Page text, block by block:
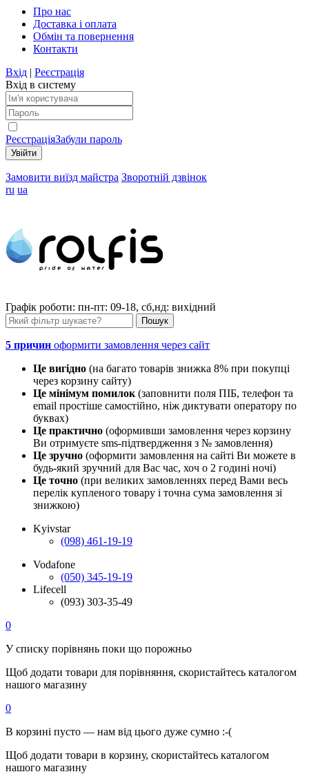
Про нас
Доставка і оплата
Обмін та повернення
Контакти
Вхід | Реєстрація
Вхід в систему
РеєстраціяЗабули пароль
Замовити виїзд майстра Зворотній дзвінок
ru ua
Графік роботи: пн-пт: 09-18, сб,нд: вихідний
5 причин оформити замовлення через сайт
Це вигідно (на багато товарів знижка 8% при покупці
через корзину сайту)
Це мінімум помилок (заповнити поля ПІБ, телефон та
email простіше самостійно, ніж диктувати оператору по
буквах)
Це практично (оформивши замовлення через корзину
Ви отримуєте sms-підтвердження з № замовлення)
Це зручно (оформити замовлення на сайті Ви можете в
будь-який зручний для Вас час, хоч о 2 годині ночі)
Це точно (при великих замовленнях перед Вами весь
перелік купленого товару і точна сума замовлення зі
знижкою)
Kyivstar
(098) 461-19-19
Vodafone
(050) 345-19-19
Lifecell
(093) 303-35-49
0
У списку порівнянь поки що порожньо
Щоб додати товари для порівняння, скористайтесь каталогом
нашого магазину
0
В корзині пусто — нам від цього дуже сумно :-(
Щоб додати товари в корзину, скористайтесь каталогом
нашого магазину